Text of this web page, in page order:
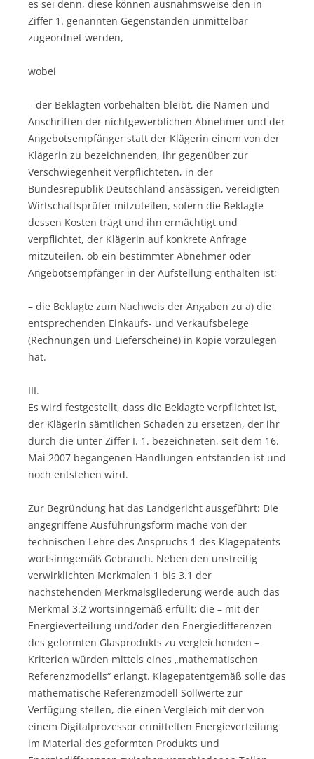
es sei denn, diese können ausnahmsweise den in
Ziffer 1. genannten Gegenständen unmittelbar
zugeordnet werden,
wobei
– der Beklagten vorbehalten bleibt, die Namen und
Anschriften der nichtgewerblichen Abnehmer und der
Angebotsempfänger statt der Klägerin einem von der
Klägerin zu bezeichnenden, ihr gegenüber zur
Verschwiegenheit verpflichteten, in der
Bundesrepublik Deutschland ansässigen, vereidigten
Wirtschaftsprüfer mitzuteilen, sofern die Beklagte
dessen Kosten trägt und ihn ermächtigt und
verpflichtet, der Klägerin auf konkrete Anfrage
mitzuteilen, ob ein bestimmter Abnehmer oder
Angebotsempfänger in der Aufstellung enthalten ist;
– die Beklagte zum Nachweis der Angaben zu a) die
entsprechenden Einkaufs- und Verkaufsbelege
(Rechnungen und Lieferscheine) in Kopie vorzulegen
hat.
III.
Es wird festgestellt, dass die Beklagte verpflichtet ist,
der Klägerin sämtlichen Schaden zu ersetzen, der ihr
durch die unter Ziffer I. 1. bezeichneten, seit dem 16.
Mai 2007 begangenen Handlungen entstanden ist und
noch entstehen wird.
Zur Begründung hat das Landgericht ausgeführt: Die
angegriffene Ausführungsform mache von der
technischen Lehre des Anspruchs 1 des Klagepatents
wortsinngemäß Gebrauch. Neben den unstreitig
verwirklichten Merkmalen 1 bis 3.1 der
nachstehenden Merkmalsgliederung werde auch das
Merkmal 3.2 wortsinngemäß erfüllt; die – mit der
Energieverteilung und/oder den Energiedifferenzen
des geformten Glasprodukts zu vergleichenden –
Kriterien würden mittels eines „mathematischen
Referenzmodells“ erlangt. Klagepatentgemäß solle das
mathematische Referenzmodell Sollwerte zur
Verfügung stellen, die einen Vergleich mit der von
einem Digitalprozessor ermittelten Energieverteilung
im Material des geformten Produkts und